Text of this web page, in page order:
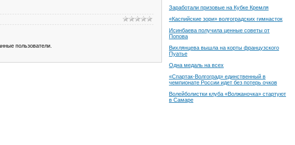
пользователи.
Заработали призовые на Кубке Кремля
«Каспийские зори» волгоградских гимнасток
Исинбаева получила ценные советы от
Попова
Вихлянцева вышла на корты французского
Пуатье
Одна медаль на всех
«Спартак-Волгоград» единственный в
чемпионате России идет без потерь очков
Волейболистки клуба «Волжаночка» стартуют
в Самаре